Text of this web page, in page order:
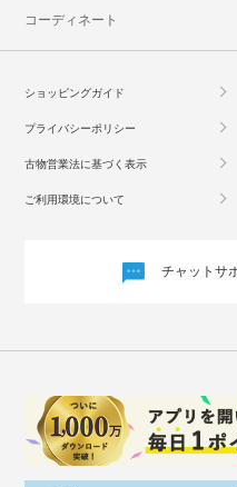
コーディネート
ショッピングガイド
プライバシーポリシー
古物営業法に基づく表示
ご利用環境について
チャットサ